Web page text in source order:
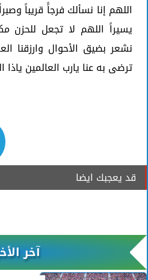
اللهم إنا نسألك فرجاًَ قريباََ
يسيراََ اللهم لا تجعل للحزن
نشعر بضيق الأحوال وارزقنا
ترضى به عنا يارب العالمين
قد يعجبك ايضا
آخر